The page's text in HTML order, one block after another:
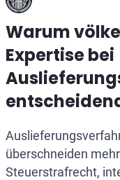
Warum
Expertise bei
überschneiden
Steuerstrafrecht,